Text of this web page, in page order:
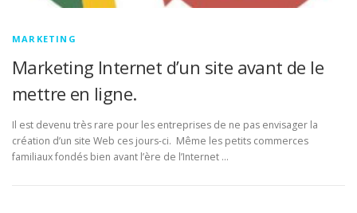
MARKETING
Marketing Internet d’un site avant de le
mettre en ligne.
Il est devenu très rare pour les entreprises de ne pas envisager la
création d’un site Web ces jours-ci. Même les petits commerces
familiaux fondés bien avant l’ère de l’Internet …